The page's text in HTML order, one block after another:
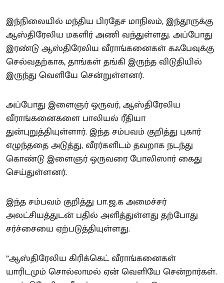
இந்நிலையில் மந்திய பிரதேச மாநிலம், இந்தூருக்கு
ஆஸ்திரேலிய மகளிர் அணி வந்துள்ளது. அப்போது
இரண்டு ஆஸ்திரேலிய வீராங்கனைகள் கஃபேவுக்கு
செல்வதற்காக, தாங்கள் தங்கி இருந்த விடுதியில்
இருந்து வெளியே சென்றுள்ளனர்.
அப்போது இளைஞர் ஒருவர், ஆஸ்திரேலிய
வீராங்கனைகளை பாலியல் ரீதியா
துன்புறுத்தியுள்ளார். இந்த சம்பவம் குறித்து புகார்
எழுந்ததை அடுத்து, வீரர்களிடம் தவறாக நடந்து
கொண்டு இளைஞர் ஒருவரை போலிஸார் கைது
செய்துள்ளனர்.
இந்த சம்பவம் குறித்து பா.ஜ.க அமைச்சர்
அலட்சியத்துடன் பதில் அளித்துள்ளது தற்போது
சர்ச்சையை ஏற்படுத்தியுள்ளது.
”ஆஸ்திரேலிய கிரிக்கெட் வீராங்கனைகள்
யாரிடமும் சொல்லாமல் ஏன் வெளியே சென்றார்கள்.